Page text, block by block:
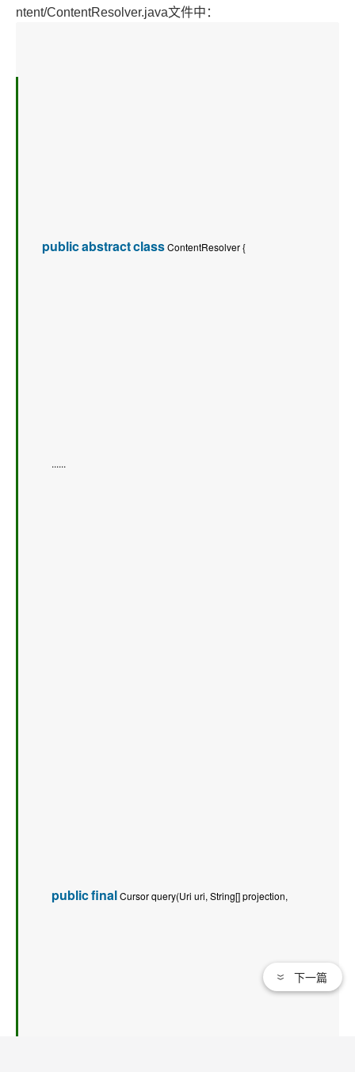
ntent/ContentResolver.java文件中：
publicabstractclass ContentResolver {
......
publicfinal Cursor query(Uri uri, String[] projection,
下一篇